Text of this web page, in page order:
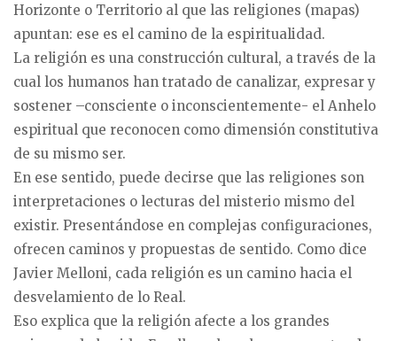
Horizonte o Territorio al que las religiones (mapas)
apuntan: ese es el camino de la espiritualidad.
La religión es una construcción cultural, a través de la
cual los humanos han tratado de canalizar, expresar y
sostener –consciente o inconscientemente- el Anhelo
espiritual que reconocen como dimensión constitutiva
de su mismo ser.
En ese sentido, puede decirse que las religiones son
interpretaciones o lecturas del misterio mismo del
existir. Presentándose en complejas configuraciones,
ofrecen caminos y propuestas de sentido. Como dice
Javier Melloni, cada religión es un camino hacia el
desvelamiento de lo Real.
Eso explica que la religión afecte a los grandes